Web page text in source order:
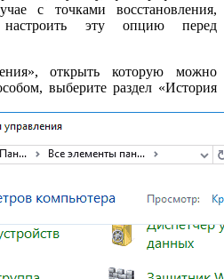
с точками восстановления,
настроить эту опцию перед
открыть которую можно
выберите раздел «История